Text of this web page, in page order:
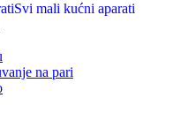
Svi mali kućni aparati
na pari